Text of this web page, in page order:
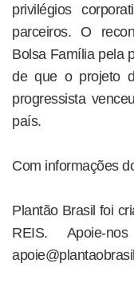
privilégios
parceiros. O
Bolsa Família pela
de que o projeto
progressista
país.
Com informações
Plantão Brasil foi
REIS. Apoie-